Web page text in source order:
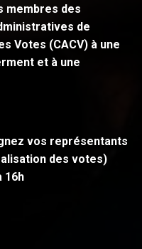
membres des
de
Votes (CACV) à une
et à une
vos représentants
des votes)
16h